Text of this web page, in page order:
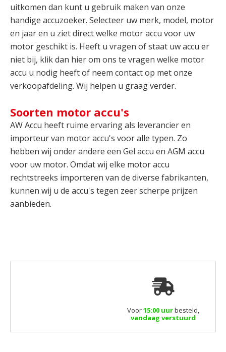
uitkomen dan kunt u gebruik maken van onze
handige accuzoeker. Selecteer uw merk, model, motor
en jaar en u ziet direct welke motor accu voor uw
motor geschikt is. Heeft u vragen of staat uw accu er
niet bij, klik dan hier om ons te vragen welke motor
accu u nodig heeft of neem contact op met onze
verkoopafdeling. Wij helpen u graag verder.
Soorten motor accu's
AW Accu heeft ruime ervaring als leverancier en
importeur van motor accu's voor alle typen. Zo
hebben wij onder andere een Gel accu en AGM accu
voor uw motor. Omdat wij elke motor accu
rechtstreeks importeren van de diverse fabrikanten,
kunnen wij u de accu's tegen zeer scherpe prijzen
aanbieden.
Voor15:00 uurbesteld,
vandaag verstuurd